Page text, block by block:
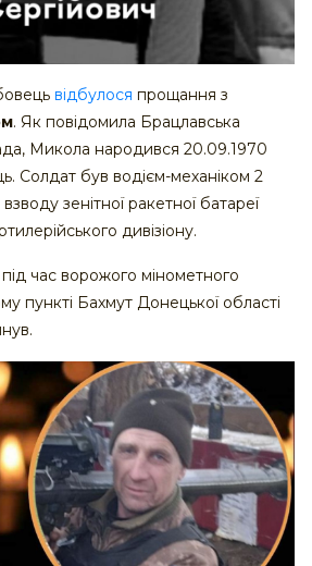
відбулося прощання з
. Як повідомила Брацлавська
Микола народився 20.09.1970
Солдат був водієм-механіком 2
зенітної ракетної батареї
дивізіону.
час ворожого мінометного
пункті Бахмут Донецької області